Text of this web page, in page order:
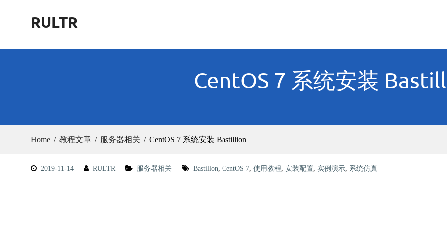
RULTR
CentOS 7 系统安装
Home 教程文章 服务器相关 CentOS 7 系统安装 Bastillion
2019-11-14 RULTR 服务器相关 Bastillon, CentOS 7, 使用教程, 安装配置, 实例演示, 系统仿真